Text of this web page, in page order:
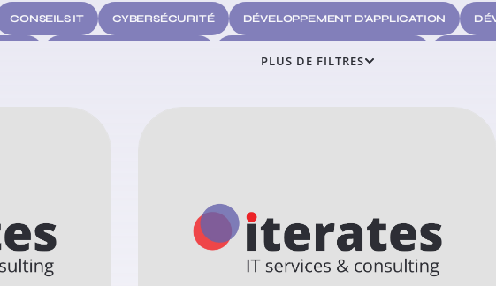
PLUS DE FILTRES
CONSEILS IT CYBERSÉCURITÉ DÉVELOPPEMENT D'APPLICATION